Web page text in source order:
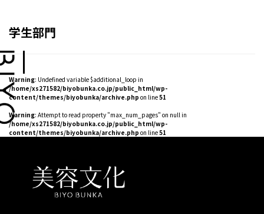
学生部門
Warning: Undefined variable $additional_loop in
/home/xs271582/biyobunka.co.jp/public_html/wp-
content/themes/biyobunka/archive.php on line51
Warning: Attempt to read property "max_num_pages" on null in
/home/xs271582/biyobunka.co.jp/public_html/wp-
content/themes/biyobunka/archive.php on line51